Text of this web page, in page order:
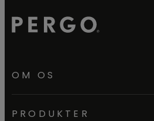
OM OS
PRODUKTER